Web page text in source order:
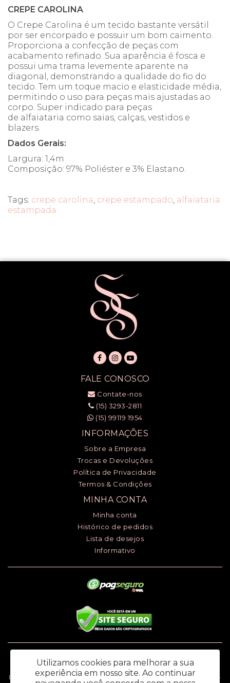
CREPE CAROLINA
O Crepe Carolina é um tecido bastante versátil
por ser encorpado e possuir um bom caimento.
Proporciona a confecção de peças com
acabamento refinado. Sua aparência é fosca e
possui uma trama levemente aparente na
diagonal, demonstrando a qualidade do fio do
tecido. Tem um toque macio e elasticidade média,
permitindo o uso para peças mais ajustadas ao
corpo. Super indicado para peças
de alfaiataria como saias, calças, vestidos e
blazers.
Dados Gerais:
Largura: 1,4m
Composição: 97% Poliéster e 3% Elastano.
Tags: crepe carolina, crepe estampado, alfaiataria
estampada
FALE CONOSCO
Contate-nos
(15) 3293-2811
(15) 99119 1954
INFORMAÇÕES
Sobre a Empresa
Trocas e Devoluções
Política de Privacidade
Termos & Condições
MINHA CONTA
Minha conta
Histórico de pedidos
Lista de desejos
Informativo
669.979.145.118
Rua Ana Monteiro de Carvalho, 91 - Jardim Santa Rosália – Sorocaba / SP -
Utilizamos cookies para melhorar a sua
experiência em nosso site. Ao continuar